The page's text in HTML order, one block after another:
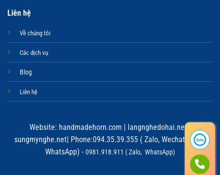
Liên hệ
Về chúng tôi
Các dịch vụ
Blog
Liên hệ
Website: handmadehorn.com | langnghedohai.net
sungmynghe.net| Phone:094.35.39.355 ( Zalo, Wechat, Viber,
WhatsApp) - 0981.918.911 ( Zalo, WhatsApp)